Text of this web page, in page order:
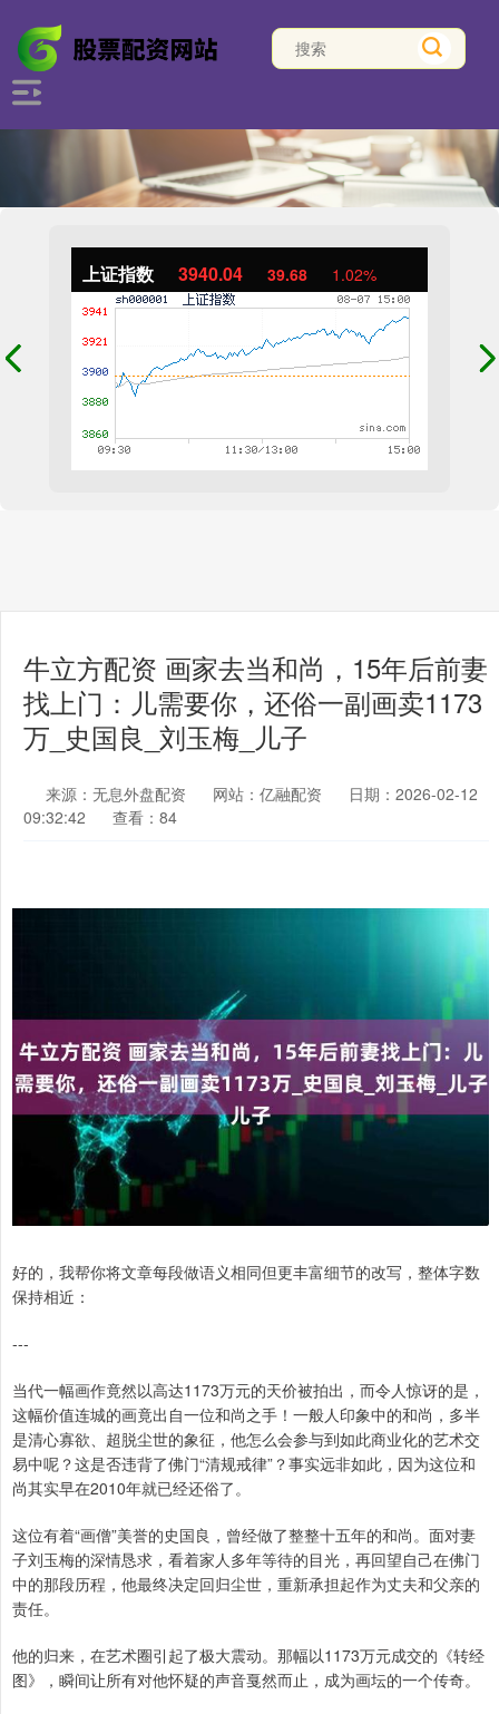
上证指数 3940.04 39.68 1.02%
牛立方配资 画家去当和尚，15年后前妻
找上门：儿需要你，还俗一副画卖1173
万_史国良_刘玉梅_儿子
来源：无息外盘配资 网站：亿融配资
日期：2026-02-12
09:32:42
查看：84
好的，我帮你将文章每段做语义相同但更丰富细节的改写，整体字数
保持相近：
---
当代一幅画作竟然以高达1173万元的天价被拍出，而令人惊讶的是，
这幅价值连城的画竟出自一位和尚之手！一般人印象中的和尚，多半
是清心寡欲、超脱尘世的象征，他怎么会参与到如此商业化的艺术交
易中呢？这是否违背了佛门“清规戒律”？事实远非如此，因为这位和
尚其实早在2010年就已经还俗了。
这位有着“画僧”美誉的史国良，曾经做了整整十五年的和尚。面对妻
子刘玉梅的深情恳求，看着家人多年等待的目光，再回望自己在佛门
中的那段历程，他最终决定回归尘世，重新承担起作为丈夫和父亲的
责任。
他的归来，在艺术圈引起了极大震动。那幅以1173万元成交的《转经
图》，瞬间让所有对他怀疑的声音戛然而止，成为画坛的一个传奇。